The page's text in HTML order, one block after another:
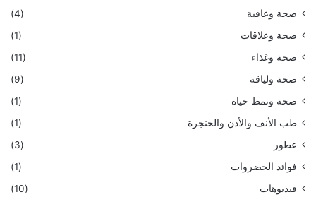
صحة وعافية
(4)
صحة وعلاقات
(1)
صحة وغذاء
(11)
صحة ولياقة
(9)
صحة ونمط حياة
(1)
طب الأنف والأذن والحنجرة
(1)
عطور
(3)
فوائد الخضروات
(1)
فيديوهات
(10)